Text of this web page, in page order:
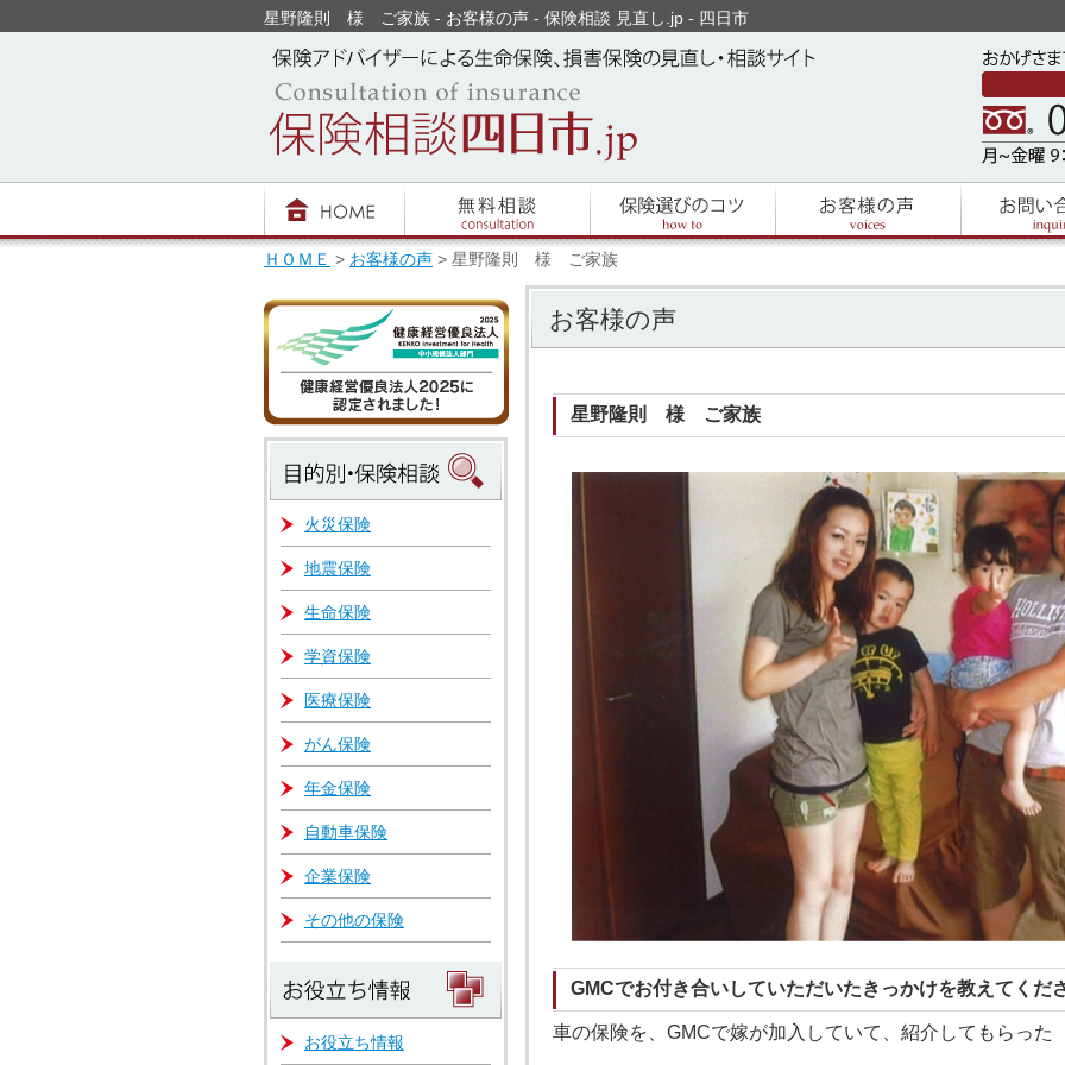
星野隆則 様 ご家族 - お客様の声 - 保険相談 見直し.jp - 四日市
ＨＯＭＥ > お客様の声 > 星野隆則 様 ご家族
お客様の声
星野隆則 様 ご家族
GMCでお付き合いしていただいたきっかけを教えてくだ
車の保険を、GMCで嫁が加入していて、紹介してもらった
火災保険
地震保険
生命保険
学資保険
医療保険
がん保険
年金保険
自動車保険
企業保険
その他の保険
お役立ち情報